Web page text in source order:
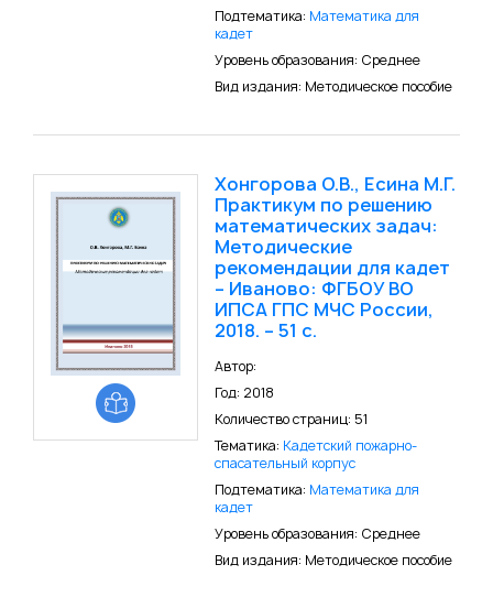
Подтематика: Математика для
кадет
Уровень образования: Среднее
Вид издания: Методическое пособие
Хонгорова О.В., Есина М.Г.
Практикум по решению
математических задач:
Методические
рекомендации для кадет
– Иваново: ФГБОУ ВО
ИПСА ГПС МЧС России,
2018. – 51 с.
Автор:
Год: 2018
Количество страниц: 51
Тематика: Кадетский пожарно-
спасательный корпус
Подтематика: Математика для
кадет
Уровень образования: Среднее
Вид издания: Методическое пособие